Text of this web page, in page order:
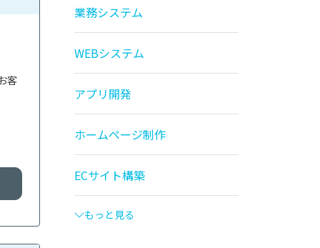
客
業務システム
WEBシステム
アプリ開発
ホームページ制作
ECサイト構築
もっと見る